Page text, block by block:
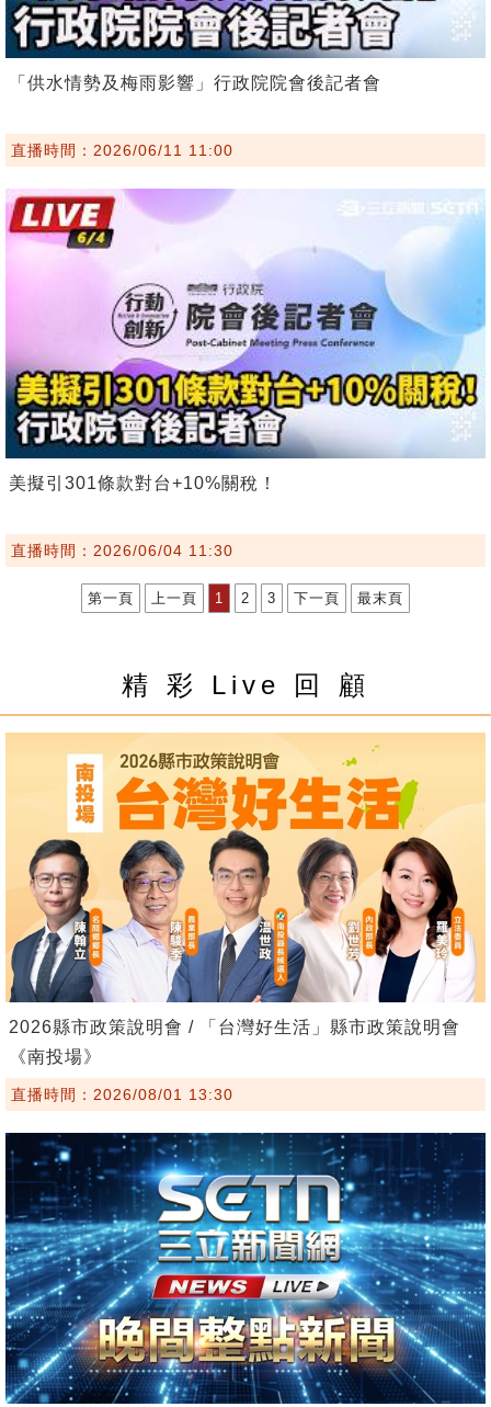
「供水情勢及梅雨影響」行政院院會後記者會
直播時間：2026/06/11 11:00
美擬引301條款對台+10%關稅！
直播時間：2026/06/04 11:30
第一頁 上一頁 1 2 3 下一頁 最末頁
精 彩 Live 回 顧
2026縣市政策說明會 / 「台灣好生活」縣市政策說明會
《南投場》
直播時間：2026/08/01 13:30